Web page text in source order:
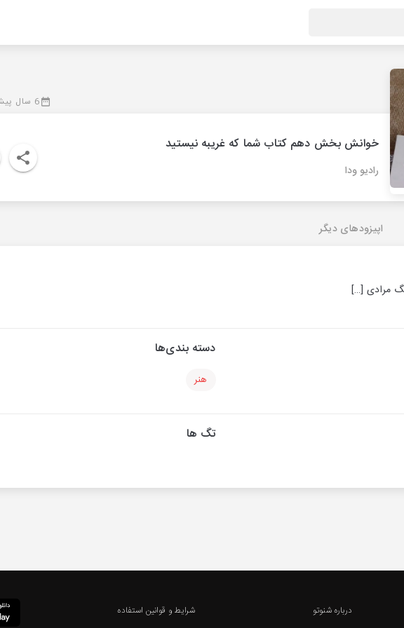
6 سال پیش
خوانش بخش دهم کتاب شما که غریبه نیستید
رادیو ودا
اپیزودهای دیگر
مرادی […]
دسته بندی‌ها
هنر
تگ ها
درباره شنوتو
شرایط و قوانین استفاده